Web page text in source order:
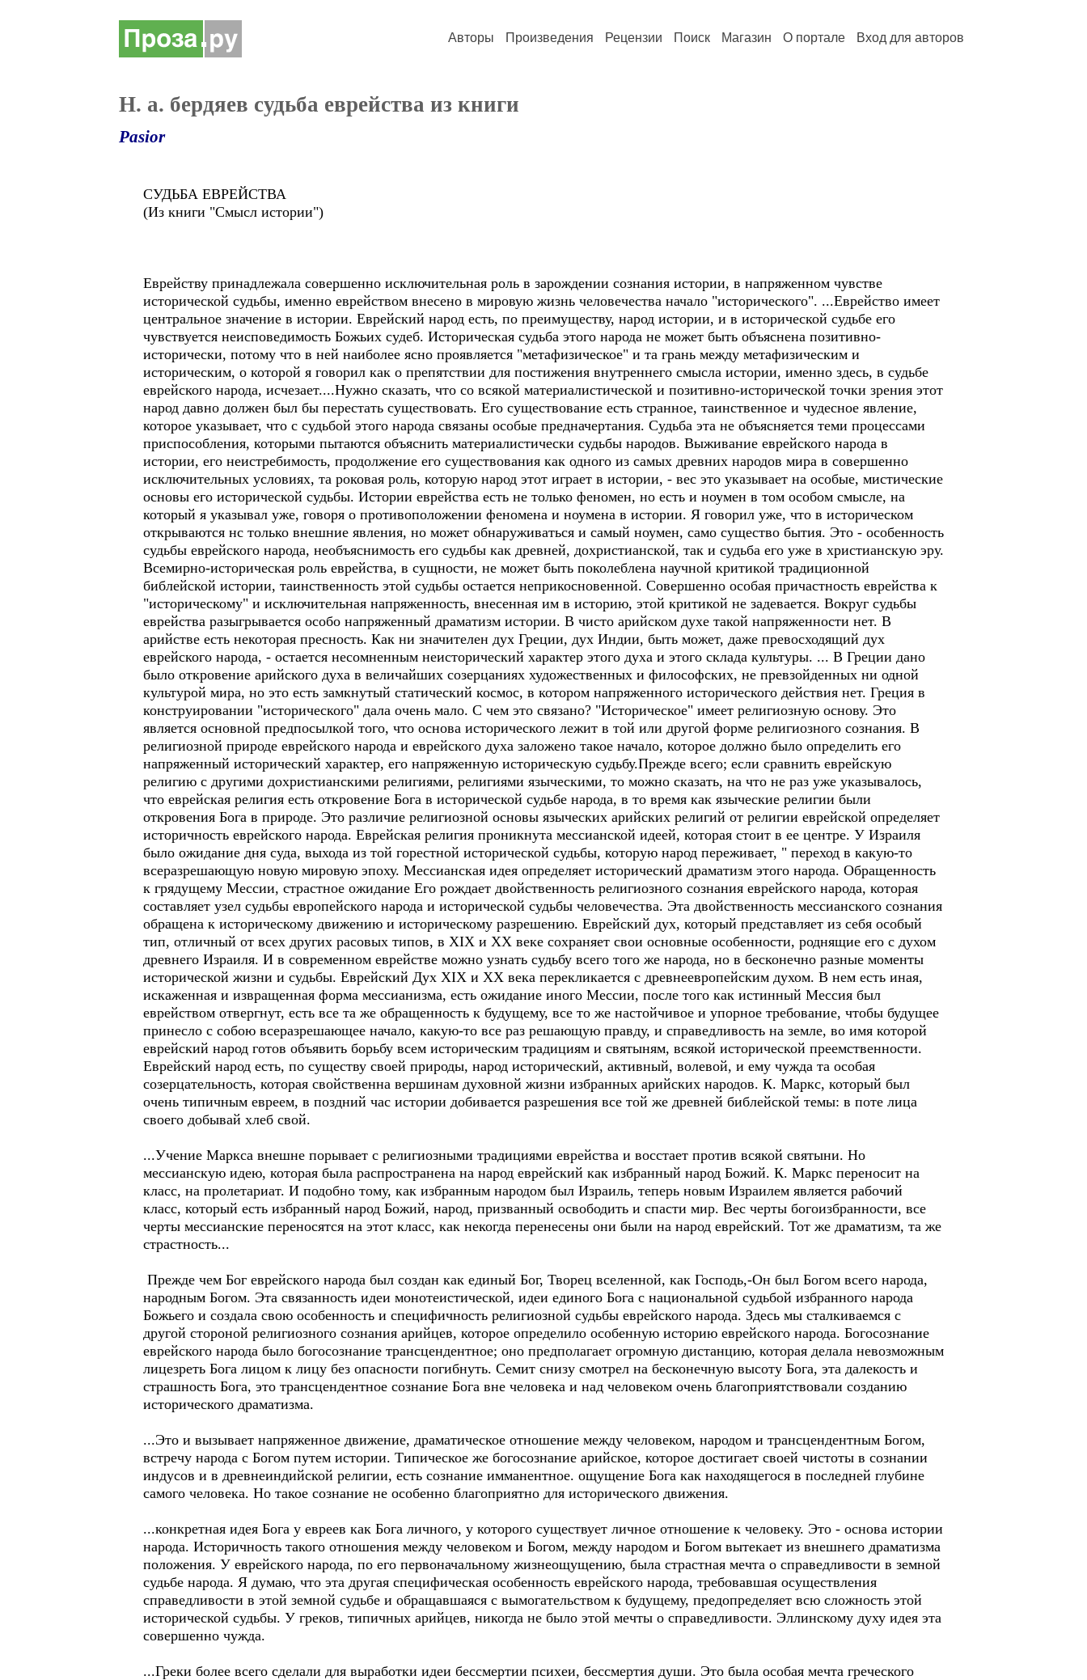
Авторы Произведения Рецензии Поиск Магазин О портале Вход для авторов
Н. а. бердяев судьба еврейства из книги
Pasior
СУДЬБА ЕВРЕЙСТВА
(Из книги "Смысл истории")
Еврейству принадлежала совершенно исключительная роль в зарождении сознания истории, в напряженном чувстве
исторической судьбы, именно еврейством внесено в мировую жизнь человечества начало "исторического". ...Еврейство имеет
центральное значение в истории. Еврейский народ есть, по преимуществу, народ истории, и в исторической судьбе его
чувствуется неисповедимость Божьих судеб. Историческая судьба этого народа не может быть объяснена позитивно-
исторически, потому что в ней наиболее ясно проявляется "метафизическое" и та грань между метафизическим и
историческим, о которой я говорил как о препятствии для постижения внутреннего смысла истории, именно здесь, в судьбе
еврейского народа, исчезает....Нужно сказать, что со всякой материалистической и позитивно-исторической точки зрения этот
народ давно должен был бы перестать существовать. Его существование есть странное, таинственное и чудесное явление,
которое указывает, что с судьбой этого народа связаны особые предначертания. Судьба эта не объясняется теми процессами
приспособления, которыми пытаются объяснить материалистически судьбы народов. Выживание еврейского народа в
истории, его неистребимость, продолжение его существования как одного из самых древних народов мира в совершенно
исключительных условиях, та роковая роль, которую народ этот играет в истории, - вес это указывает на особые, мистические
основы его исторической судьбы. Истории еврейства есть не только феномен, но есть и ноумен в том особом смысле, на
который я указывал уже, говоря о противоположении феномена и ноумена в истории. Я говорил уже, что в историческом
открываются нс только внешние явления, но может обнаруживаться и самый ноумен, само существо бытия. Это - особенность
судьбы еврейского народа, необъяснимость его судьбы как древней, дохристианской, так и судьба его уже в христианскую эру.
Всемирно-историческая роль еврейства, в сущности, не может быть поколеблена научной критикой традиционной
библейской истории, таинственность этой судьбы остается неприкосновенной. Совершенно особая причастность еврейства к
"историческому" и исключительная напряженность, внесенная им в историю, этой критикой не задевается. Вокруг судьбы
еврейства разыгрывается особо напряженный драматизм истории. В чисто арийском духе такой напряженности нет. В
арийстве есть некоторая пресность. Как ни значителен дух Греции, дух Индии, быть может, даже превосходящий дух
еврейского народа, - остается несомненным неисторический характер этого духа и этого склада культуры. ... В Греции дано
было откровение арийского духа в величайших созерцаниях художественных и философских, не превзойденных ни одной
культурой мира, но это есть замкнутый статический космос, в котором напряженного исторического действия нет. Греция в
конструировании "исторического" дала очень мало. С чем это связано? "Историческое" имеет религиозную основу. Это
является основной предпосылкой того, что основа исторического лежит в той или другой форме религиозного сознания. В
религиозной природе еврейского народа и еврейского духа заложено такое начало, которое должно было определить его
напряженный исторический характер, его напряженную историческую судьбу.Прежде всего; если сравнить еврейскую
религию с другими дохристианскими религиями, религиями языческими, то можно сказать, на что не раз уже указывалось,
что еврейская религия есть откровение Бога в исторической судьбе народа, в то время как языческие религии были
откровения Бога в природе. Это различие религиозной основы языческих арийских религий от религии еврейской определяет
историчность еврейского народа. Еврейская религия проникнута мессианской идеей, которая стоит в ее центре. У Израиля
было ожидание дня суда, выхода из той горестной исторической судьбы, которую народ переживает, " переход в какую-то
всеразрешающую новую мировую эпоху. Мессианская идея определяет исторический драматизм этого народа. Обращенность
к грядущему Мессии, страстное ожидание Его рождает двойственность религиозного сознания еврейского народа, которая
составляет узел судьбы европейского народа и исторической судьбы человечества. Эта двойственность мессианского сознания
обращена к историческому движению и историческому разрешению. Еврейский дух, который представляет из себя особый
тип, отличный от всех других расовых типов, в XIX и XX веке сохраняет свои основные особенности, роднящие его с духом
древнего Израиля. И в современном еврействе можно узнать судьбу всего того же народа, но в бесконечно разные моменты
исторической жизни и судьбы. Еврейский Дух XIX и XX века перекликается с древнеевропейским духом. В нем есть иная,
искаженная и извращенная форма мессианизма, есть ожидание иного Мессии, после того как истинный Мессия был
еврейством отвергнут, есть все та же обращенность к будущему, все то же настойчивое и упорное требование, чтобы будущее
принесло с собою всеразрешающее начало, какую-то все раз решающую правду, и справедливость на земле, во имя которой
еврейский народ готов объявить борьбу всем историческим традициям и святыням, всякой исторической преемственности.
Еврейский народ есть, по существу своей природы, народ исторический, активный, волевой, и ему чужда та особая
созерцательность, которая свойственна вершинам духовной жизни избранных арийских народов. К. Маркс, который был
очень типичным евреем, в поздний час истории добивается разрешения все той же древней библейской темы: в поте лица
своего добывай хлеб свой.
...Учение Маркса внешне порывает с религиозными традициями еврейства и восстает против всякой святыни. Но
мессианскую идею, которая была распространена на народ еврейский как избранный народ Божий. К. Маркс переносит на
класс, на пролетариат. И подобно тому, как избранным народом был Израиль, теперь новым Израилем является рабочий
класс, который есть избранный народ Божий, народ, призванный освободить и спасти мир. Вес черты богоизбранности, все
черты мессианские переносятся на этот класс, как некогда перенесены они были на народ еврейский. Тот же драматизм, та же
страстность...
Прежде чем Бог еврейского народа был создан как единый Бог, Творец вселенной, как Господь,-Он был Богом всего народа,
народным Богом. Эта связанность идеи монотеистической, идеи единого Бога с национальной судьбой избранного народа
Божьего и создала свою особенность и специфичность религиозной судьбы еврейского народа. Здесь мы сталкиваемся с
другой стороной религиозного сознания арийцев, которое определило особенную историю еврейского народа. Богосознание
еврейского народа было богосознание трансцендентное; оно предполагает огромную дистанцию, которая делала невозможным
лицезреть Бога лицом к лицу без опасности погибнуть. Семит снизу смотрел на бесконечную высоту Бога, эта далекость и
страшность Бога, это трансцендентное сознание Бога вне человека и над человеком очень благоприятствовали созданию
исторического драматизма.
...Это и вызывает напряженное движение, драматическое отношение между человеком, народом и трансцендентным Богом,
встречу народа с Богом путем истории. Типическое же богосознание арийское, которое достигает своей чистоты в сознании
индусов и в древнеиндийской религии, есть сознание имманентное. ощущение Бога как находящегося в последней глубине
самого человека. Но такое сознание не особенно благоприятно для исторического движения.
...конкретная идея Бога у евреев как Бога личного, у которого существует личное отношение к человеку. Это - основа истории
народа. Историчность такого отношения между человеком и Богом, между народом и Богом вытекает из внешнего драматизма
положения. У еврейского народа, по его первоначальному жизнеощущению, была страстная мечта о справедливости в земной
судьбе народа. Я думаю, что эта другая специфическая особенность еврейского народа, требовавшая осуществления
справедливости в этой земной судьбе и обращавшаяся с вымогательством к будущему, предопределяет всю сложность этой
исторической судьбы. У греков, типичных арийцев, никогда не было этой мечты о справедливости. Эллинскому духу идея эта
совершенно чужда.
...Греки более всего сделали для выработки идеи бессмертии психеи, бессмертия души. Это была особая мечта греческого